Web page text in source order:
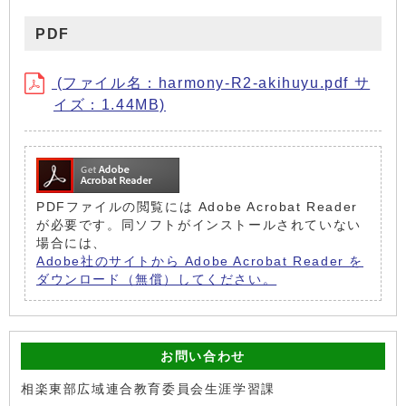
PDF
(ファイル名：harmony-R2-akihuyu.pdf サ
イズ：1.44MB)
PDFファイルの閲覧には Adobe Acrobat Reader
が必要です。同ソフトがインストールされていない
場合には、
Adobe社のサイトから Adobe Acrobat Reader を
ダウンロード（無償）してください。
お問い合わせ
相楽東部広域連合教育委員会生涯学習課